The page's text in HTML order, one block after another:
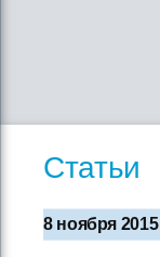
Статьи
8 ноября 2015